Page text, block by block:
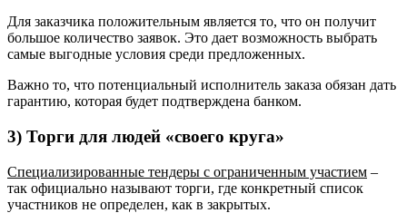
Для заказчика положительным является то, что он получит
большое количество заявок. Это дает возможность выбрать
самые выгодные условия среди предложенных.
Важно то, что потенциальный исполнитель заказа обязан дать
гарантию, которая будет подтверждена банком.
3) Торги для людей «своего круга»
Специализированные тендеры с ограниченным участием –
так официально называют торги, где конкретный список
участников не определен, как в закрытых.